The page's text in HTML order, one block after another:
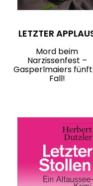
LETZTER
Mord beim
Narzissenfest –
Gasperlmaiers
Fall!